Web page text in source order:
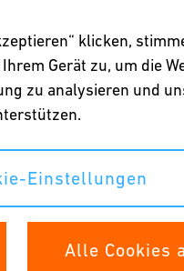
klicken,
Gerät zu, um die
zu analysieren und
Einstellungen
Alle Cookies